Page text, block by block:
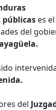
públicas es
del
del